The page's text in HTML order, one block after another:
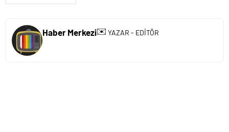
Haber Merkezi✉️ YAZAR - EDİTÖR